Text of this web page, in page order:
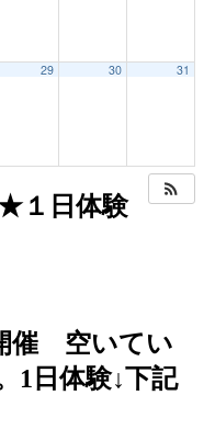
29 30 31
１日体験
催 空いてい
1日体験↓下記